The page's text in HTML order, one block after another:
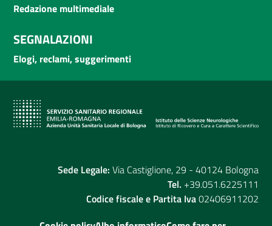
Redazione multimediale
SEGNALAZIONI
Elogi, reclami, suggerimenti
Sede Legale: Via Castiglione, 29 - 40124 Bologna
Tel. +39.051.6225111
Codice fiscale e Partita Iva02406911202